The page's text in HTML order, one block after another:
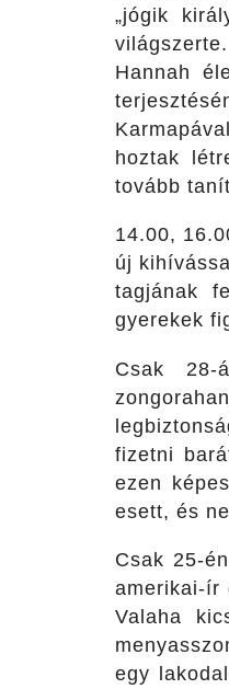
„jógik
Hannah
hoztak
tovább
14.00,
új
tagjának
gyerekek
Csak 28-
fizetni
ezen
esett, és
Csak 25-
amerikai-ír
Valaha
egy